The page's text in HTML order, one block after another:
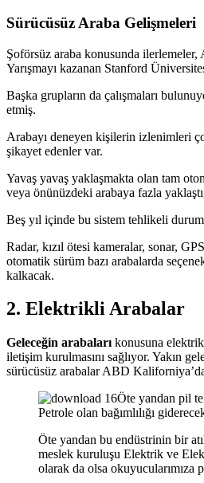
Sürücüsüz Araba Gelişmeleri
Şoförsüz araba konusunda
Yarışmayı kazanan Stanford
Başka grupların da çalışmaları
etmiş.
Arabayı deneyen kişilerin izlenimleri
şikayet edenler var.
Yavaş yavaş yaklaşmakta olan tam
veya önünüzdeki arabaya fazla
Beş yıl içinde bu sistem tehlikeli
Radar, kızıl ötesi kameralar, sonar,
otomatik sürüm bazı arabalarda
kalkacak.
2. Elektrikli Arabalar
Geleceğin arabaları konusuna
iletişim kurulmasını sağlıyor. Yakın
sürücüsüz arabalar ABD
Öte yandan pil
Petrole olan bağımlılığı
Öte yandan bu endüstrinin bir
meslek kuruluşu Elektrik ve
olarak da olsa